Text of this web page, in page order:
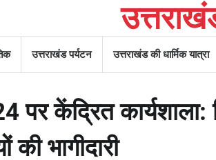
उत्तराखंड पर्यटन उत्तराखंड की धार्मिक यात्रा
पर केंद्रित कार्यशाला:
की भागीदारी